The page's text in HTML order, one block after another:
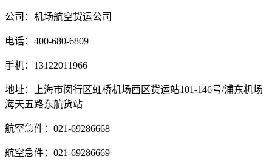
公司：机场航空货运公司
电话：400-680-6809
手机：13122011966
地址：上海市闵行区虹桥机场西区货运站101-146号/浦东机场
海天五路东航货站
航空急件：021-69286668
航空急件：021-69286669